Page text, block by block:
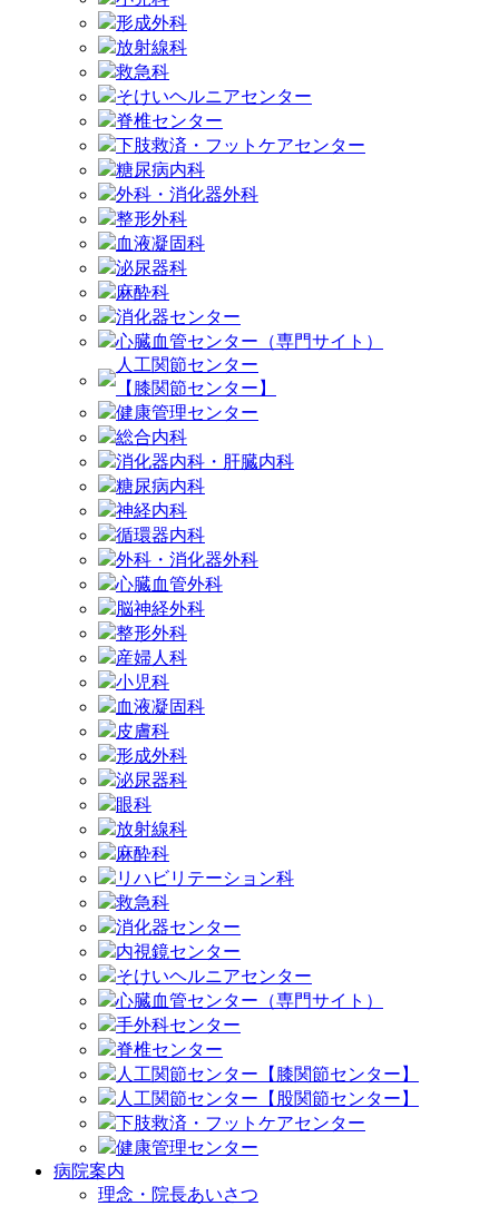
形成外科
放射線科
救急科
そけいヘルニアセンター
脊椎センター
下肢救済・フットケアセンター
糖尿病内科
外科・消化器外科
整形外科
血液凝固科
泌尿器科
麻酔科
消化器センター
心臓血管センター（専門サイト）
人工関節センター
【膝関節センター】
健康管理センター
総合内科
消化器内科・肝臓内科
糖尿病内科
神経内科
循環器内科
外科・消化器外科
心臓血管外科
脳神経外科
整形外科
産婦人科
小児科
血液凝固科
皮膚科
形成外科
泌尿器科
眼科
放射線科
麻酔科
リハビリテーション科
救急科
消化器センター
内視鏡センター
そけいヘルニアセンター
心臓血管センター（専門サイト）
手外科センター
脊椎センター
人工関節センター【膝関節センター】
人工関節センター【股関節センター】
下肢救済・フットケアセンター
健康管理センター
病院案内
理念・院長あいさつ